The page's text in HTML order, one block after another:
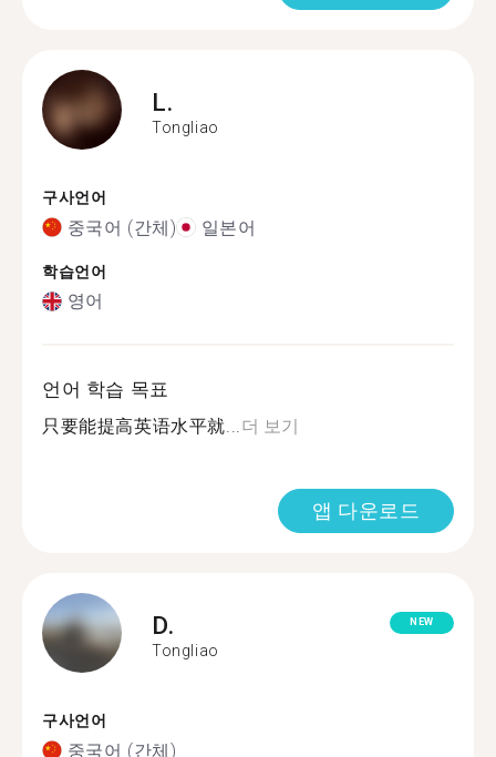
L.
Tongliao
구사언어
중국어 (간체) 일본어
학습언어
영어
언어 학습 목표
只要能提高英语水平就...더 보기
앱 다운로드
D.
Tongliao
NEW
구사언어
중국어 (간체)